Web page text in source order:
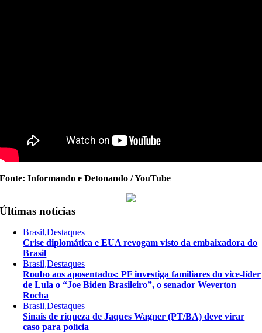
Fonte: Informando e Detonando / YouTube
Últimas notícias
Brasil,Destaques
Crise diplomática e EUA revogam visto da embaixadora do
Brasil
Brasil,Destaques
Roubo aos aposentados: PF investiga familiares do vice-líder
de Lula o “Joe Biden Brasileiro”, o senador Weverton
Rocha
Brasil,Destaques
Sinais de riqueza de Jaques Wagner (PT/BA) deve virar
caso para polícia